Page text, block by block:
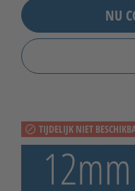
NU
TIJDELIJK NIET